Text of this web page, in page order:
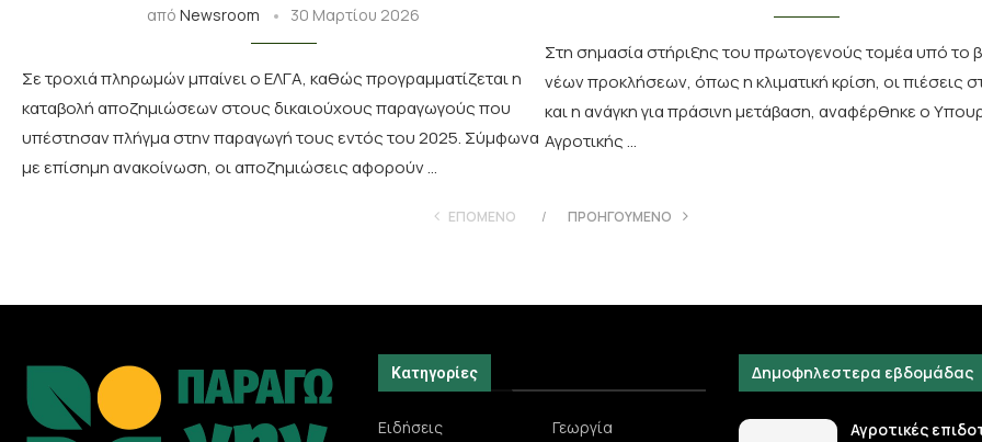
από Newsroom 30 Μαρτίου 2026
Σε τροχιά πληρωμών μπαίνει ο ΕΛΓΑ, καθώς προγραμματίζεται η
καταβολή αποζημιώσεων στους δικαιούχους παραγωγούς που
υπέστησαν πλήγμα στην παραγωγή τους εντός του 2025. Σύμφωνα
με επίσημη ανακοίνωση, οι αποζημιώσεις αφορούν …
Στη σημασία στήριξης του πρωτογενούς τομέα υπό το
νέων προκλήσεων, όπως η κλιματική κρίση, οι πιέσεις
και η ανάγκη για πράσινη μετάβαση, αναφέρθηκε ο
Αγροτικής …
ΕΠΌΜΕΝΟ ΠΡΟΗΓΟΎΜΕΝΟ
Κατηγορίες
Ειδήσεις Γεωργία
Δημοφηλεστερα εβδομάδας
Αγροτικές